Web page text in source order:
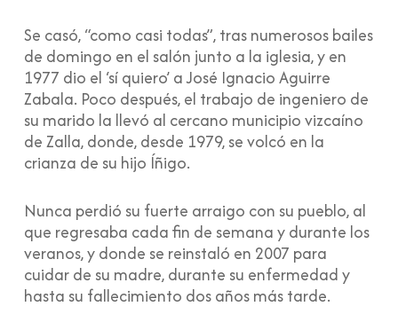
Se casó, “como casi todas”, tras numerosos bailes
de domingo en el salón junto a la iglesia, y en
1977 dio el ‘sí quiero’ a José Ignacio Aguirre
Zabala. Poco después, el trabajo de ingeniero de
su marido la llevó al cercano municipio vizcaíno
de Zalla, donde, desde 1979, se volcó en la
crianza de su hijo Íñigo.
Nunca perdió su fuerte arraigo con su pueblo, al
que regresaba cada fin de semana y durante los
veranos, y donde se reinstaló en 2007 para
cuidar de su madre, durante su enfermedad y
hasta su fallecimiento dos años más tarde.